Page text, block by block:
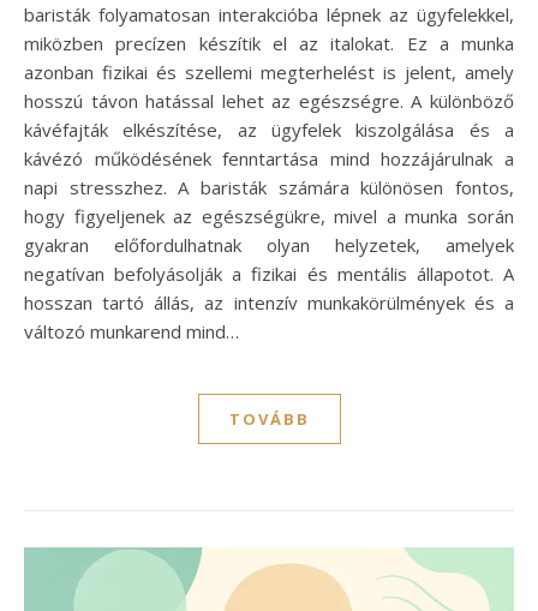
baristák folyamatosan interakcióba lépnek az ügyfelekkel,
miközben precízen készítik el az italokat. Ez a munka
azonban fizikai és szellemi megterhelést is jelent, amely
hosszú távon hatással lehet az egészségre. A különböző
kávéfajták elkészítése, az ügyfelek kiszolgálása és a
kávézó működésének fenntartása mind hozzájárulnak a
napi stresszhez. A baristák számára különösen fontos,
hogy figyeljenek az egészségükre, mivel a munka során
gyakran előfordulhatnak olyan helyzetek, amelyek
negatívan befolyásolják a fizikai és mentális állapotot. A
hosszan tartó állás, az intenzív munkakörülmények és a
változó munkarend mind…
TOVÁBB